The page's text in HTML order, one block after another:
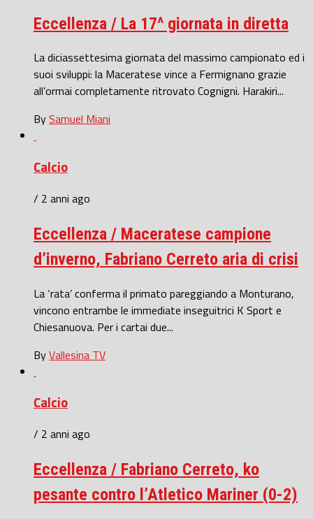
Eccellenza / La 17^ giornata in diretta
La diciassettesima giornata del massimo campionato ed i
suoi sviluppi: la Maceratese vince a Fermignano grazie
all’ormai completamente ritrovato Cognigni. Harakiri...
BySamuel Miani
Calcio
/ 2 anni ago
Eccellenza / Maceratese campione
d’inverno, Fabriano Cerreto aria di crisi
La ‘rata’ conferma il primato pareggiando a Monturano,
vincono entrambe le immediate inseguitrici K Sport e
Chiesanuova. Per i cartai due...
ByVallesina TV
Calcio
/ 2 anni ago
Eccellenza / Fabriano Cerreto, ko
pesante contro l’Atletico Mariner (0-2)